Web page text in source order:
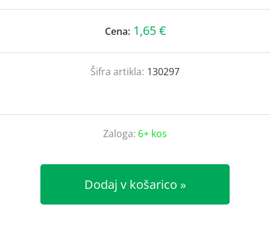
Cena: 1,65 €
Šifra artikla: 130297
Zaloga: 6+ kos
Dodaj v košarico